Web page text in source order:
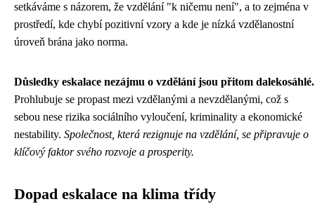
setkáváme s názorem, že vzdělání "k ničemu není", a to zejména v
prostředí, kde chybí pozitivní vzory a kde je nízká vzdělanostní
úroveň brána jako norma.
Důsledky eskalace nezájmu o vzdělání jsou přitom dalekosáhlé.
Prohlubuje se propast mezi vzdělanými a nevzdělanými, což s
sebou nese rizika sociálního vyloučení, kriminality a ekonomické
nestability. Společnost, která rezignuje na vzdělání, se připravuje o
klíčový faktor svého rozvoje a prosperity.
Dopad eskalace na klima třídy